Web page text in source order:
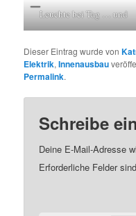
Leuchte bei Tag … und
Dieser Eintrag wurde von
Elektrik,Innenausbau
Permalink.
Schreibe
Deine E-Mail-Adresse
Erforderliche Felder